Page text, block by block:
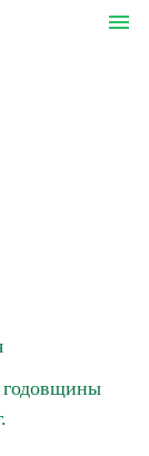
menu
годовщины